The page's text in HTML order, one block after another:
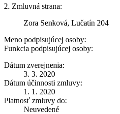
2. Zmluvná strana:
Zora Senková, Lučatín 204
Meno podpisujúcej osoby:
Funkcia podpisujúcej osoby:
Dátum zverejnenia:
3. 3. 2020
Dátum účinnosti zmluvy:
1. 1. 2020
Platnosť zmluvy do:
Neuvedené